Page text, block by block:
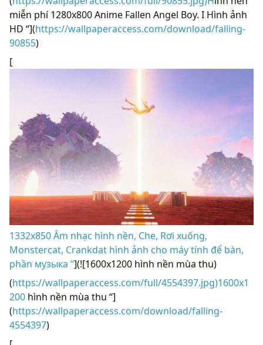
miễn phí 1280x800 Anime Fallen Angel Boy. I Hình ảnh
HD “](https://wallpaperaccess.com/download/falling-
90855)
[
1332x850 Âm nhạc hình nền, Che, Rơi xuống,
Monstercat, Crankdat hình ảnh cho máy tính để bàn,
phần музыка “](![1600x1200 hình nền mùa thu)
(https://wallpaperaccess.com/full/4554397.jpg)1600x1
200 hình nền mùa thu “]
(https://wallpaperaccess.com/download/falling-
4554397)